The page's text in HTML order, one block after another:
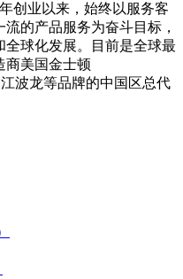
业以来，始终以服务客
的产品服务为奋斗目标，
全球化发展。目前是全球最
商美国金士顿
江波龙等品牌的中国区总代